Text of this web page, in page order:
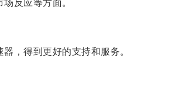
反应等方面。
，得到更好的支持和服务。